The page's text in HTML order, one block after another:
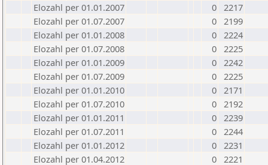
Elozahl per 01.01.2007
0 2217
Elozahl per 01.07.2007
0 2199
Elozahl per 01.01.2008
0 2224
Elozahl per 01.07.2008
0 2225
Elozahl per 01.01.2009
0 2242
Elozahl per 01.07.2009
0 2225
Elozahl per 01.01.2010
0 2171
Elozahl per 01.07.2010
0 2192
Elozahl per 01.01.2011
0 2239
Elozahl per 01.07.2011
0 2244
Elozahl per 01.01.2012
0 2231
Elozahl per 01.04.2012
0 2221